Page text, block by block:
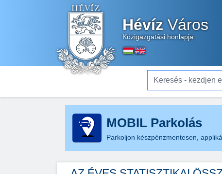
HévízVáros
Közigazgatási honlapja
Keresés - kezdjen el
MOBIL Parkolás
Parkoljon készpénzmentesen,